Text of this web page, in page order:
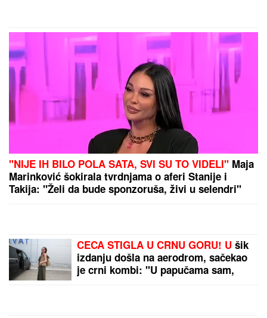
"NIJE IH BILO POLA SATA, SVI SU TO VIDELI" Maja
Marinković šokirala tvrdnjama o aferi Stanije i
Takija: "Želi da bude sponzoruša, živi u selendri"
CECA STIGLA U CRNU GORU! U šik
izdanju došla na aerodrom, sačekao
je crni kombi: "U papučama sam,